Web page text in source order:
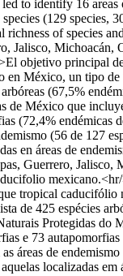
to identify 16
(129 species,
of species
Jalisco, Michoacán,
objetivo principal
México, un tipo de
(67,5%
de México que
(72,4% endémicas
(56 de 127
en áreas de
Guerrero, Jalisco,
tropical
de 425 espécies
Protegidas do
e 73
áreas de
localizadas